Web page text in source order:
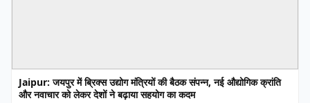
Jaipur: जयपुर में ब्रिक्स उद्योग मंत्रियों की बैठक संपन्न, नई औद्योगिक क्रांति
और नवाचार को लेकर देशों ने बढ़ाया सहयोग का कदम